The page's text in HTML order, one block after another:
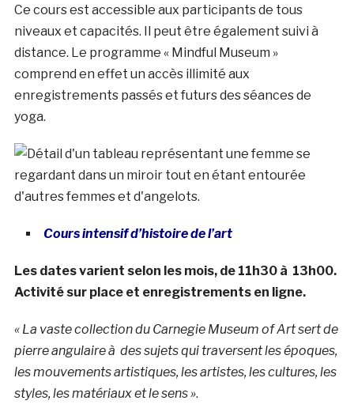
Ce cours est accessible aux participants de tous
niveaux et capacités. Il peut être également suivi à
distance. Le programme « Mindful Museum »
comprend en effet un accès illimité aux
enregistrements passés et futurs des séances de
yoga.
Cours intensif d’histoire de l’art
Les dates varient selon les mois, de 11h30 à 13h00.
Activité sur place et enregistrements en ligne.
« La vaste collection du Carnegie Museum of Art sert de
pierre angulaire à des sujets qui traversent les époques,
les mouvements artistiques, les artistes, les cultures, les
styles, les matériaux et le sens ».